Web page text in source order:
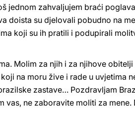
jednom zahvaljujem braći
doista su djelovali pobudno na
koji su ih pratili i podupirali
Molim za njih i za njihove
na moru žive i rade u uvjetima
zastave… Pozdravljam
ne zaboravite moliti za